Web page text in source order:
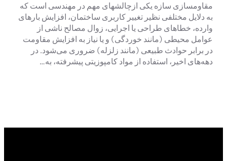
مقاومسازی سازه‌ یکی ازچالشهای مهم در مهندسی است که
به دلایل مختلفی نظیر تغییر کاربری ساختمان، افزایش بارهای
وارده، خطاهای طراحی یا اجرایی، زوال مصالح ناشی از
عوامل محیطی (مانند خوردگی) و یا نیاز به افزایش مقاومت
در برابر حوادث طبیعی (مانند زلزله) ضروری می‌شود. در
دهه‌های اخیر، استفاده از مواد کامپوزیتی پیشرفته، به…